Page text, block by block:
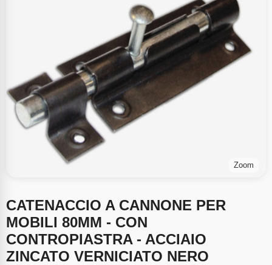
Zoom
CATENACCIO A CANNONE PER
MOBILI 80MM - CON
CONTROPIASTRA - ACCIAIO
ZINCATO VERNICIATO NERO